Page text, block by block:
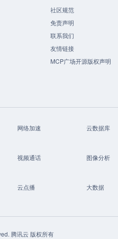
社区规范
免责声明
联系我们
友情链接
MCP广场开源版权声明
网络加速 云数据库
视频通话 图像分析
云点播 大数据
腾讯云 版权所有